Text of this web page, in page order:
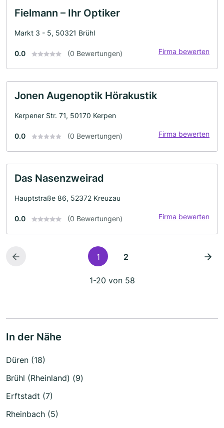
Fielmann – Ihr Optiker
Markt 3 - 5, 50321 Brühl
0.0 (0 Bewertungen) Firma bewerten
Jonen Augenoptik Hörakustik
Kerpener Str. 71, 50170 Kerpen
0.0 (0 Bewertungen) Firma bewerten
Das Nasenzweirad
Hauptstraße 86, 52372 Kreuzau
0.0 (0 Bewertungen) Firma bewerten
1 2
1-20 von 58
In der Nähe
Düren (18)
Brühl (Rheinland) (9)
Erftstadt (7)
Rheinbach (5)